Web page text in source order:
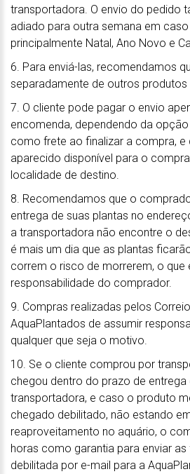
transportadora. O envio do pedido
adiado para outra semana em
principalmente Natal, Ano Novo e
6. Para enviá-las, recomendamos
separadamente de outros produtos
7. O cliente pode pagar o envio
encomenda, dependendo da
como frete ao finalizar a compra, e
aparecido disponível para o
localidade de destino.
8. Recomendamos que o
entrega de suas plantas no
a transportadora não encontre o
é mais um dia que as plantas
correm o risco de morrerem, o que
responsabilidade do comprador.
9. Compras realizadas pelos
AquaPlantados de assumir
qualquer que seja o motivo.
10. Se o cliente comprou por
chegou dentro do prazo de entrega
transportadora, e caso o produto
chegado debilitado, não estando
reaproveitamento no aquário, o
horas como garantia para enviar
debilitada por e-mail para a